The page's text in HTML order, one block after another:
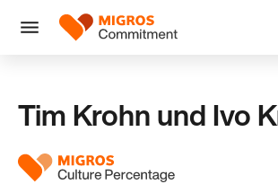
links
navigation
Men
Logo
Tim Krohn und Ivo